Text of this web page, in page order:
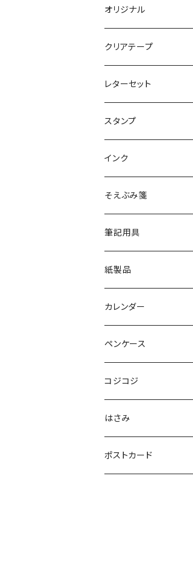
オリジナル
クリアテープ
レターセット
スタンプ
クリアスタンプ
インク
そえぶみ箋
筆記用具
紙製品
カレンダー
ペンケース
コジコジ
はさみ
ポストカード